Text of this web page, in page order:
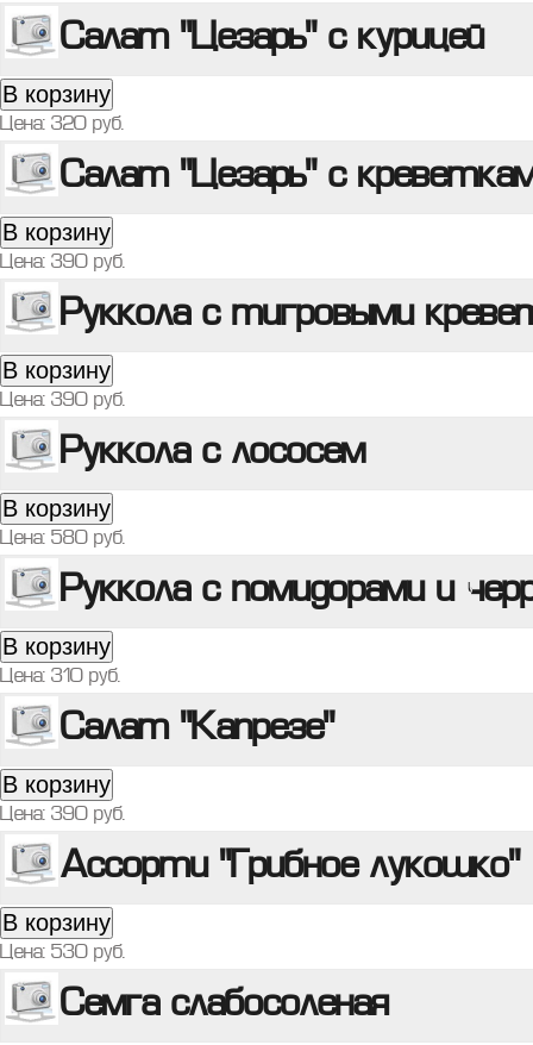
Салат "Цезарь" с курицей
В корзину
Цена: 320 руб.
Салат "Цезарь" с
В корзину
Цена: 390 руб.
Руккола с тигровыми
В корзину
Цена: 390 руб.
Руккола с лососем
В корзину
Цена: 580 руб.
Руккола с помидорами и
В корзину
Цена: 310 руб.
Салат "Капрезе"
В корзину
Цена: 390 руб.
Ассорти "Грибное лукошко"
В корзину
Цена: 530 руб.
Семга слабосоленая